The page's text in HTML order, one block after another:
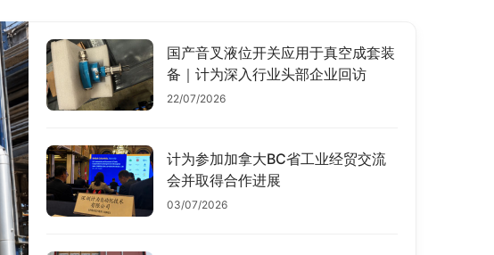
国产音叉液位开关应用于真空成套装
备｜计为深入行业头部企业回访
22/07/2026
计为参加加拿大BC省工业经贸交流
会并取得合作进展
03/07/2026